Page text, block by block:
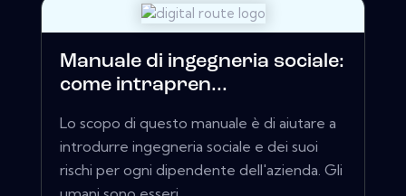
Manuale di ingegneria sociale:
come intrapren...
Lo scopo di questo manuale è di aiutare a
introdurre ingegneria sociale e dei suoi
rischi per ogni dipendente dell'azienda. Gli